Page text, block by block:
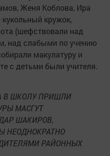
Женя Коблова, Ира
кружок,
(шефствовали над
над слабыми по учению
макулатуру и
с детьми были учителя.
В ШКОЛУ ПРИШЛИ
МАСГУТ
ШАКИРОВ,
НЕОДНОКРАТНО
РАЙОННЫХ